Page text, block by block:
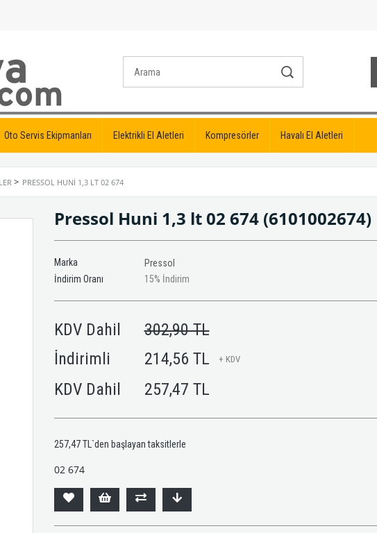
Oto Servis Ekipmanları Elektrikli El Aletleri Kompresörler Havalı El Aletleri
> PRESSOL HUNI 1,3 LT 02 674
Pressol Huni 1,3 lt 02 674 (6101002674)
Marka
Pressol
İndirim Oranı
%
15 İndirim
KDV Dahil
302,90 TL
İndirimli
214,56 TL + KDV
KDV Dahil 257,47 TL
257,47 TL `den başlayan taksitlerle
02 674